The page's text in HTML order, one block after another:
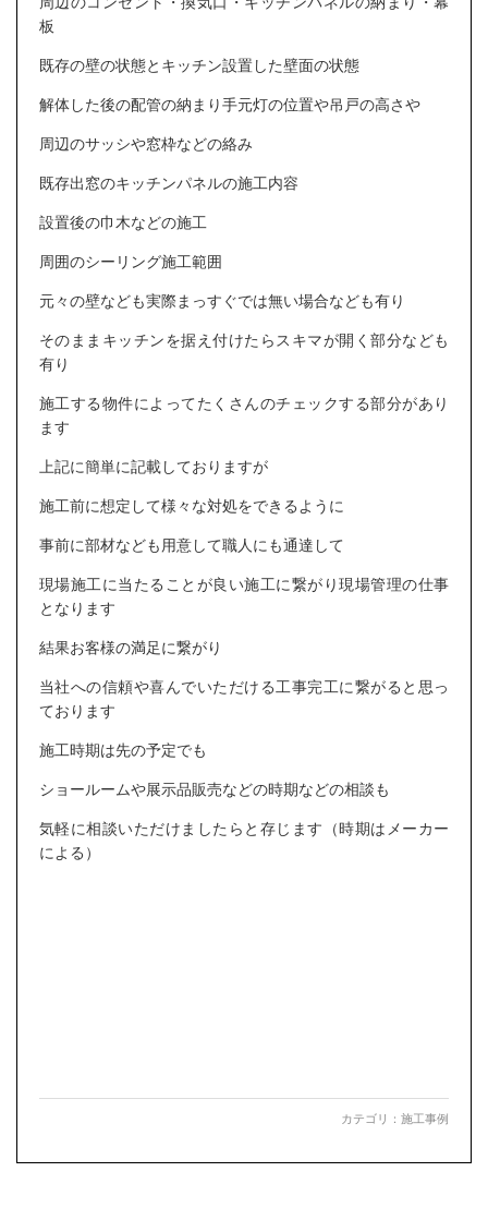
板
既存の壁の状態とキッチン設置した壁面の状態
解体した後の配管の納まり手元灯の位置や吊戸の高さや
周辺のサッシや窓枠などの絡み
既存出窓のキッチンパネルの施工内容
設置後の巾木などの施工
周囲のシーリング施工範囲
元々の壁なども実際まっすぐでは無い場合なども有り
そのままキッチンを据え付けたらスキマが開く部分なども
有り
施工する物件によってたくさんのチェックする部分があり
ます
上記に簡単に記載しておりますが
施工前に想定して様々な対処をできるように
事前に部材なども用意して職人にも通達して
現場施工に当たることが良い施工に繋がり現場管理の仕事
となります
結果お客様の満足に繋がり
当社への信頼や喜んでいただける工事完工に繋がると思っ
ております
施工時期は先の予定でも
ショールームや展示品販売などの時期などの相談も
気軽に相談いただけましたらと存じます（時期はメーカー
による）
カテゴリ： 施工事例